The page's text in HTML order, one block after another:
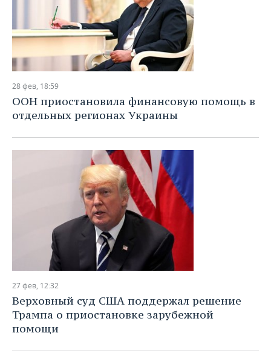
28 фев, 18:59
ООН приостановила финансовую помощь в
отдельных регионах Украины
27 фев, 12:32
Верховный суд США поддержал решение
Трампа о приостановке зарубежной
помощи